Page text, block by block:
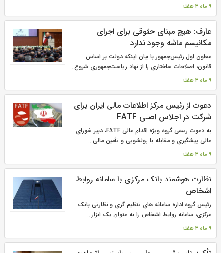
9 ماه 3 هفته
عارف: هیچ مبنای حقوقی برای اجرای
مکانیسم ماشه وجود ندارد
معاون اول رئیس‌جمهور با بیان اینکه دولت بر اساس
قانون، اصلاحات ساختاری را از نهاد ریاست‌جمهوری شروع...
9 ماه 3 هفته
دعوت از رئیس مرکز اطلاعات مالی ایران برای
شرکت در اجلاس اصلی FATF
به دعوت رسمی گروه ویژه اقدام مالی FATF، دبیر شورای
عالی پیشگیری و مقابله با پولشویی و تأمین مالی...
9 ماه 3 هفته
نظارت هوشمند بانک مرکزی با سامانه روابط
اشخاص
رئیس گروه اداره سامانه های تنظیم گری و نظارتی بانک
مرکزی، سامانه روابط اشخاص را به عنوان یک ابزار...
9 ماه 3 هفته